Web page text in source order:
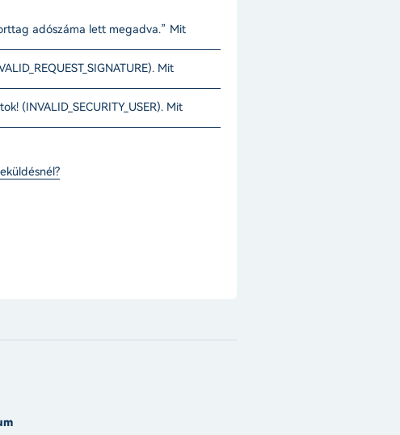
adószáma lett megadva.” Mit
Mit
(INVALID_SECURITY_USER). Mit